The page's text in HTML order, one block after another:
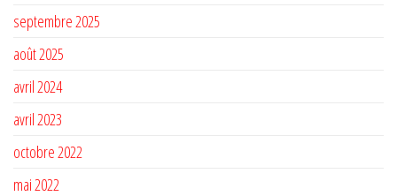
septembre 2025
août 2025
avril 2024
avril 2023
octobre 2022
mai 2022